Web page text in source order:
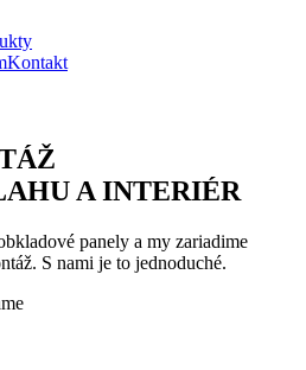
Kontakt
A INTERIÉR
panely a my zariadime
S nami je to jednoduché.